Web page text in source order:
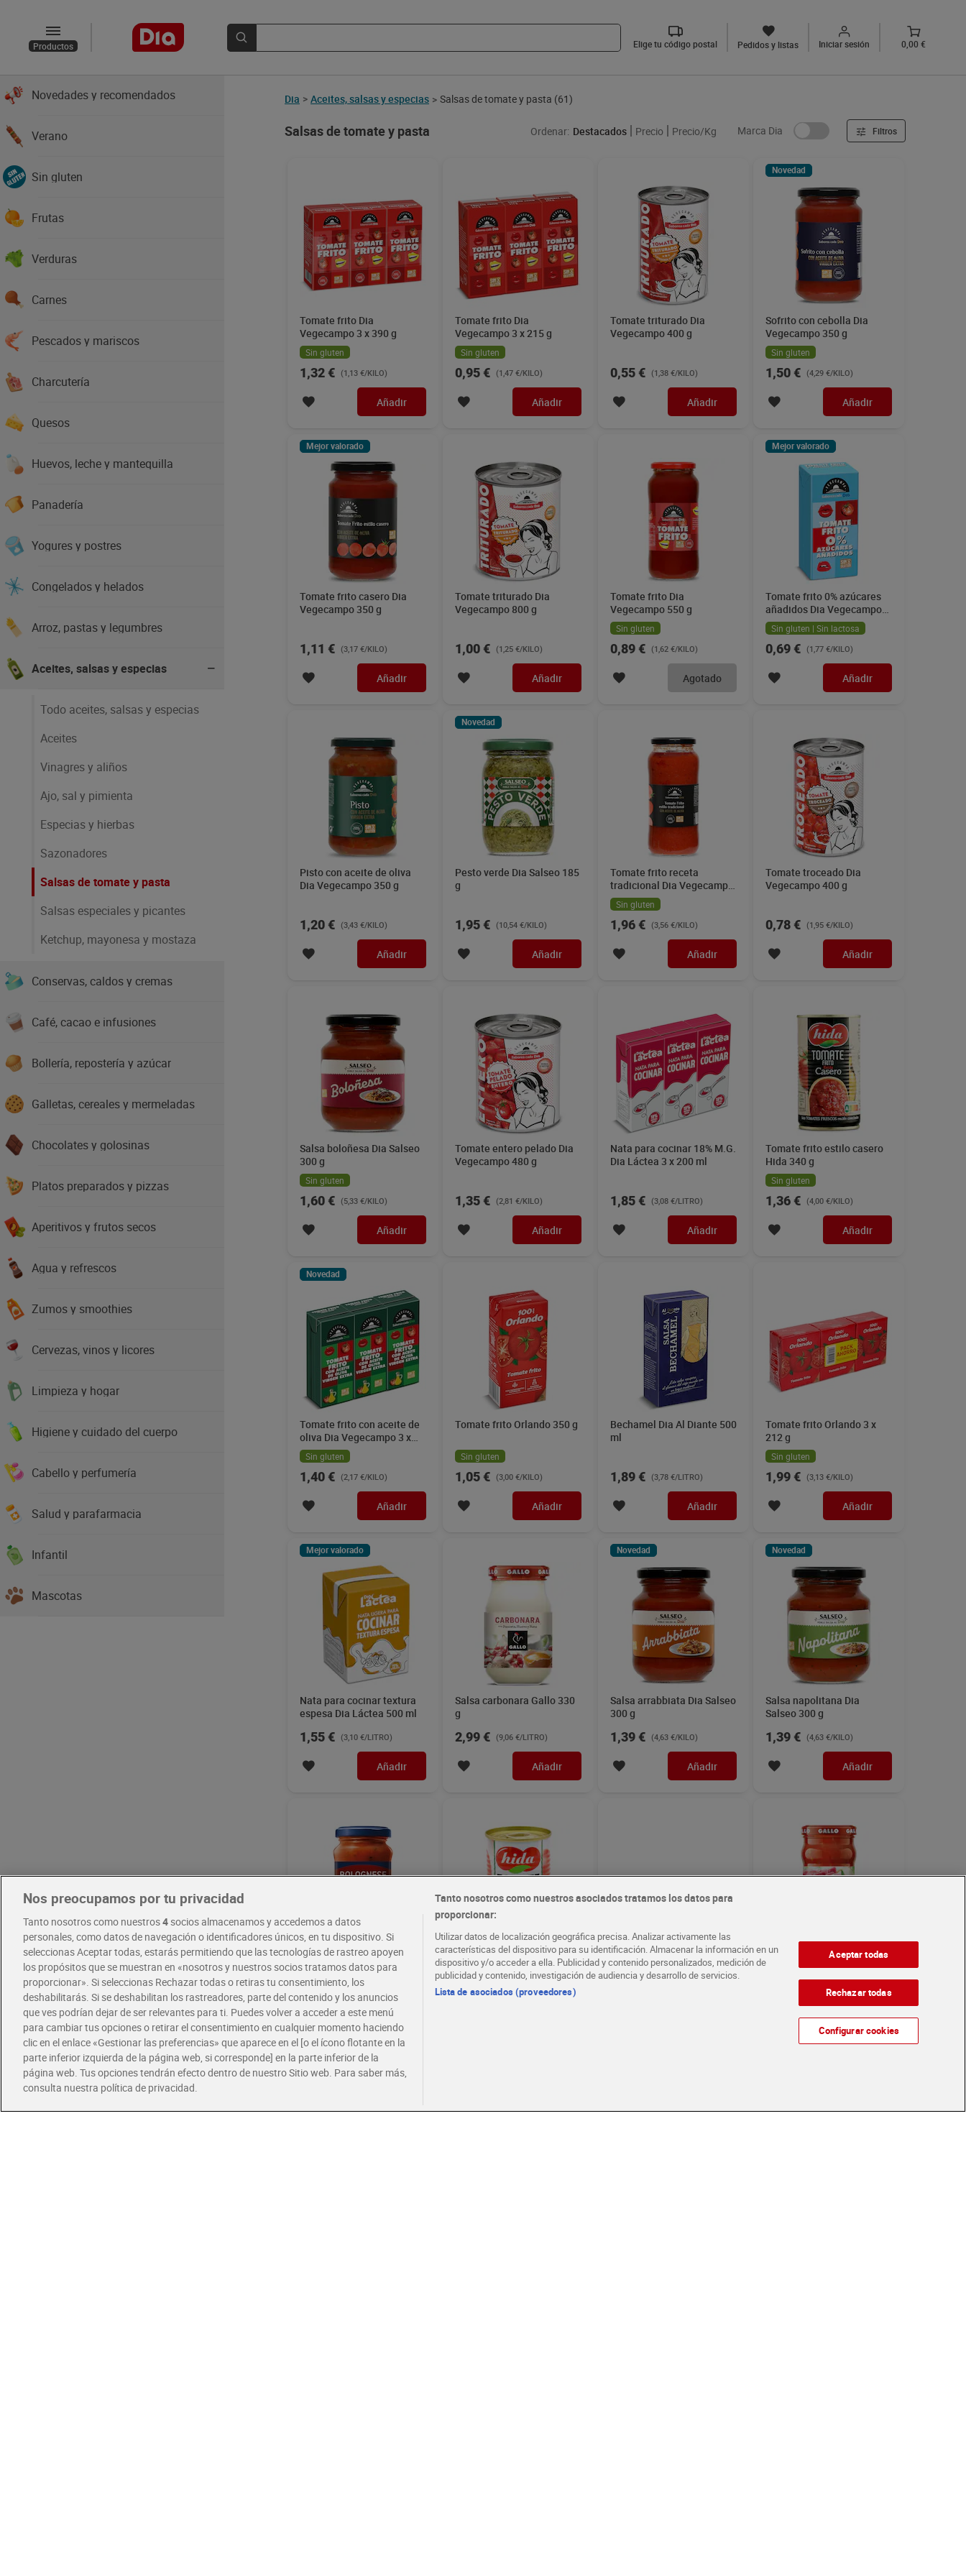
Productos Elige tu código postal Pedidos y listas Iniciar sesión 0,00 €
Novedades y recomendados
Verano
Sin gluten
Frutas
Verduras
Carnes
Pescados y mariscos
Charcutería
Quesos
Huevos, leche y mantequilla
Panadería
Yogures y postres
Congelados y helados
Arroz, pastas y legumbres
Aceites, salsas y especias
Todo aceites, salsas y especias
Aceites
Vinagres y aliños
Ajo, sal y pimienta
Especias y hierbas
Sazonadores
Salsas de tomate y pasta
Salsas especiales y picantes
Ketchup, mayonesa y mostaza
Conservas, caldos y cremas
Café, cacao e infusiones
Bollería, repostería y azúcar
Galletas, cereales y mermeladas
Chocolates y golosinas
Platos preparados y pizzas
Aperitivos y frutos secos
Agua y refrescos
Zumos y smoothies
Cervezas, vinos y licores
Limpieza y hogar
Higiene y cuidado del cuerpo
Cabello y perfumería
Salud y parafarmacia
Infantil
Mascotas
Ofertas
Dia > Aceites, salsas y especias > Salsas de tomate y pasta (61)
Salsas de tomate y pasta Ordenar: Destacados Precio Precio/Kg Marca Dia Filtros
Tomate frito Dia
Vegecampo 3 x 390 g
Sin gluten
1,32 € (1,13 €/KILO)
Añadir
Tomate frito Dia
Vegecampo 3 x 215 g
Sin gluten
0,95 € (1,47 €/KILO)
Añadir
Tomate triturado Dia
Vegecampo 400 g
0,55 € (1,38 €/KILO)
Añadir
Novedad
Sofrito con cebolla Dia
Vegecampo 350 g
Sin gluten
1,50 € (4,29 €/KILO)
Añadir
Mejor valorado
Tomate frito casero Dia
Vegecampo 350 g
1,11 € (3,17 €/KILO)
Añadir
Tomate triturado Dia
Vegecampo 800 g
1,00 € (1,25 €/KILO)
Añadir
Tomate frito Dia
Vegecampo 550 g
Sin gluten
0,89 € (1,62 €/KILO)
Agotado
Mejor valorado
Tomate frito 0% azúcares
añadidos Dia Vegecampo
390 g
Sin gluten | Sin lactosa
0,69 € (1,77 €/KILO)
Añadir
Pisto con aceite de oliva
Dia Vegecampo 350 g
1,20 € (3,43 €/KILO)
Añadir
Novedad
Pesto verde Dia Salseo 185
g
1,95 € (10,54 €/KILO)
Añadir
Tomate frito receta
tradicional Dia Vegecampo
550 g
Sin gluten
1,96 € (3,56 €/KILO)
Añadir
Tomate troceado Dia
Vegecampo 400 g
0,78 € (1,95 €/KILO)
Añadir
Salsa boloñesa Dia Salseo
300 g
Sin gluten
1,60 € (5,33 €/KILO)
Añadir
Tomate entero pelado Dia
Vegecampo 480 g
1,35 € (2,81 €/KILO)
Añadir
Nata para cocinar 18% M.G.
Dia Láctea 3 x 200 ml
1,85 € (3,08 €/LITRO)
Añadir
Tomate frito estilo casero
Hida 340 g
Sin gluten
1,36 € (4,00 €/KILO)
Añadir
Novedad
Tomate frito con aceite de
oliva Dia Vegecampo 3 x
215 g
Sin gluten
1,40 € (2,17 €/KILO)
Añadir
Tomate frito Orlando 350 g
Sin gluten
1,05 € (3,00 €/KILO)
Añadir
Bechamel Dia Al Diante 500
ml
1,89 € (3,78 €/LITRO)
Añadir
Tomate frito Orlando 3 x
212 g
Sin gluten
1,99 € (3,13 €/KILO)
Añadir
Mejor valorado
Nata para cocinar textura
espesa Dia Láctea 500 ml
1,55 € (3,10 €/LITRO)
Añadir
Salsa carbonara Gallo 330
g
2,99 € (9,06 €/LITRO)
Añadir
Novedad
Salsa arrabbiata Dia Salseo
300 g
1,39 € (4,63 €/KILO)
Añadir
Novedad
Salsa napolitana Dia
Salseo 300 g
1,39 € (4,63 €/KILO)
Añadir
Salsa boloñesa Barilla 300
g
Sin gluten
3,89 € (12,97 €/KILO)
Añadir
Tomate doble concentrado
Hida 170 g
Sin gluten
Salsa amatriciana Barilla
300 g
Salsa boloñesa Gallo 350 g
Añadir
Nos preocupamos por tu privacidad
Tanto nosotros como nuestros4socios almacenamos y accedemos a datos
personales, como datos de navegación o identificadores únicos, en tu dispositivo. Si
seleccionas Aceptar todas, estarás permitiendo que las tecnologías de rastreo apoyen
los propósitos que se muestran en «nosotros y nuestros socios tratamos datos para
proporcionar». Si seleccionas Rechazar todas o retiras tu consentimiento, los
deshabilitarás. Si se deshabilitan los rastreadores, parte del contenido y los anuncios
que ves podrían dejar de ser relevantes para ti. Puedes volver a acceder a este menú
para cambiar tus opciones o retirar el consentimiento en cualquier momento haciendo
clic en el enlace «Gestionar las preferencias» que aparece en el [o el ícono flotante en la
parte inferior izquierda de la página web, si corresponde] en la parte inferior de la
página web. Tus opciones tendrán efecto dentro de nuestro Sitio web. Para saber más,
consulta nuestra política de privacidad.
Tanto nosotros como nuestros asociados tratamos los datos para
proporcionar:
Utilizar datos de localización geográfica precisa. Analizar activamente las
características del dispositivo para su identificación. Almacenar la información en un
dispositivo y/o acceder a ella. Publicidad y contenido personalizados, medición de
publicidad y contenido, investigación de audiencia y desarrollo de servicios.
Lista de asociados (proveedores)
Aceptar todas
Rechazar todas
Configurar cookies